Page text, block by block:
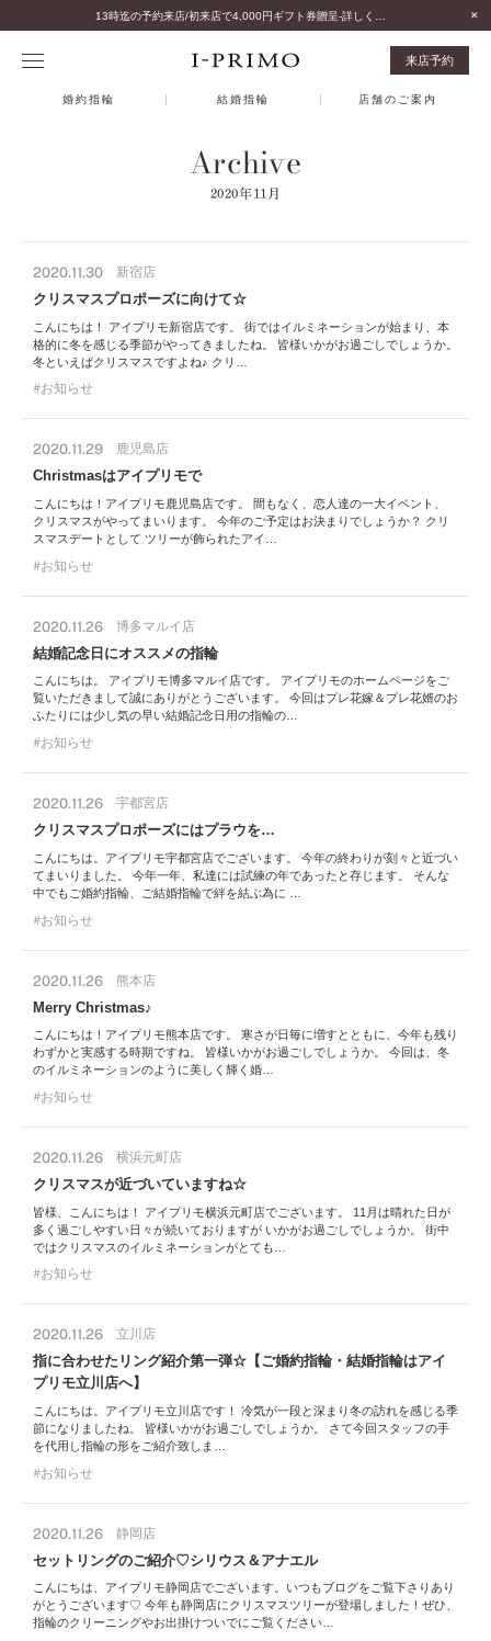
来店予約
婚約指輪 結婚指輪 店舗のご案内
Archive
2020年11月
2020.11.30 新宿店
クリスマスプロポーズに向けて☆
こんにちは！ アイプリモ新宿店です。 街ではイルミネーションが始まり、本
格的に冬を感じる季節がやってきましたね。 皆様いかがお過ごしでしょうか。
冬といえばクリスマスですよね♪ クリ…
お知らせ
2020.11.29 鹿児島店
Christmasはアイプリモで
こんにちは！アイプリモ鹿児島店です。 間もなく、恋人達の一大イベント、
クリスマスがやってまいります。 今年のご予定はお決まりでしょうか？ クリ
スマスデートとして ツリーが飾られたアイ…
お知らせ
2020.11.26 博多マルイ店
結婚記念日にオススメの指輪
こんにちは。 アイプリモ博多マルイ店です。 アイプリモのホームページをご
覧いただきまして誠にありがとうございます。 今回はプレ花嫁＆プレ花婿のお
ふたりには少し気の早い結婚記念日用の指輪の…
お知らせ
2020.11.26 宇都宮店
クリスマスプロポーズにはプラウを…
こんにちは。アイプリモ宇都宮店でございます。 今年の終わりが刻々と近づい
てまいりました。 今年一年、私達には試練の年であったと存じます。 そんな
中でもご婚約指輪、ご結婚指輪で絆を結ぶ為に …
お知らせ
2020.11.26 熊本店
Merry Christmas♪
こんにちは！アイプリモ熊本店です。 寒さが日毎に増すとともに、今年も残り
わずかと実感する時期ですね。 皆様いかがお過ごしでしょうか。 今回は、冬
のイルミネーションのように美しく輝く婚…
お知らせ
2020.11.26 横浜元町店
クリスマスが近づいていますね☆
皆様、こんにちは！ アイプリモ横浜元町店でございます。 11月は晴れた日が
多く過ごしやすい日々が続いておりますが いかがお過ごしでしょうか。 街中
ではクリスマスのイルミネーションがとても…
お知らせ
2020.11.26 立川店
指に合わせたリング紹介第一弾☆【ご婚約指輪・結婚指輪はアイ
プリモ立川店へ】
こんにちは。アイプリモ立川店です！ 冷気が一段と深まり冬の訪れを感じる季
節になりましたね。 皆様いかがお過ごしでしょうか。 さて今回スタッフの手
を代用し指輪の形をご紹介致しま…
お知らせ
2020.11.26 静岡店
セットリングのご紹介♡シリウス＆アナエル
こんにちは、アイプリモ静岡店でございます。いつもブログをご覧下さりあり
がとうございます♡ 今年も静岡店にクリスマスツリーが登場しました！ぜひ、
指輪のクリーニングやお出掛けついでにご覧ください…